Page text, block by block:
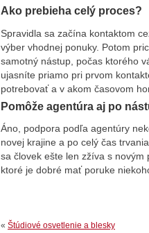
Ako prebieha celý proces?
Spravidla sa začína kontaktom
výber vhodnej ponuky. Potom
samotný nástup, počas ktorého
ujasníte priamo pri prvom
potrebovať a v akom časovom
Pomôže agentúra aj po
Áno, podpora podľa agentúry
novej krajine a po celý čas
sa človek ešte len zžíva s
ktoré je dobré mať poruke
« Štúdiové osvetlenie a blesky